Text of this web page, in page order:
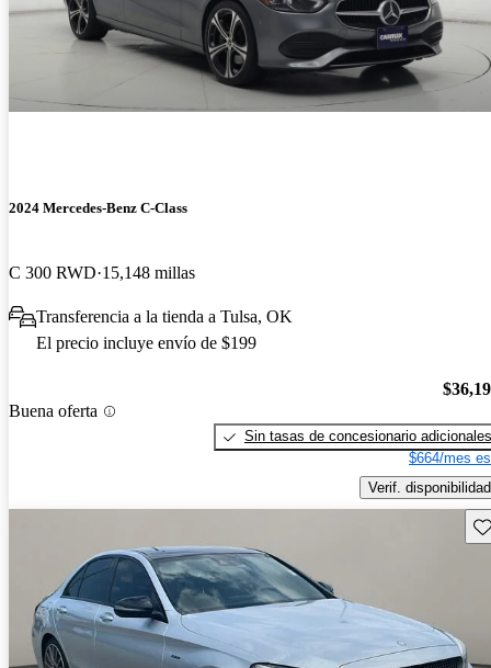
2024 Mercedes-Benz C-Class
C 300 RWD 15,148 millas
Transferencia a la tienda a Tulsa, OK
El precio incluye envío de $199
Buena oferta
Sin tasas de concesionario adicionales
$664/mes
Verif. disponibilidad